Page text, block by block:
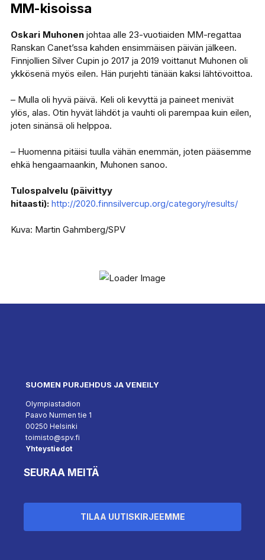
MM-kisoissa
Oskari Muhonenjohtaa alle 23-vuotiaiden MM-regattaa
Ranskan Canet’ssa kahden ensimmäisen päivän jälkeen.
Finnjollien Silver Cupin jo 2017 ja 2019 voittanut Muhonen oli
ykkösenä myös eilen. Hän purjehti tänään kaksi lähtövoittoa.
– Mulla oli hyvä päivä. Keli oli kevyttä ja paineet menivät
ylös, alas. Otin hyvät lähdöt ja vauhti oli parempaa kuin eilen,
joten sinänsä oli helppoa.
– Huomenna pitäisi tuulla vähän enemmän, joten pääsemme
ehkä hengaamaankin, Muhonen sanoo.
Tulospalvelu (päivittyy
hitaasti): http://2020.finnsilvercup.org/category/results/
Kuva: Martin Gahmberg/SPV
SUOMEN PURJEHDUS JA VENEILY
Olympiastadion
Paavo Nurmen tie 1
00250 Helsinki
toimisto@spv.fi
Yhteystiedot
SEURAA MEITÄ
TILAA UUTISKIRJEEMME